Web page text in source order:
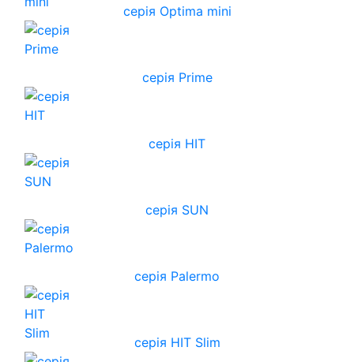
серія Optima mini
серія Prime
серія HIT
серія SUN
серія Palermo
серія HIT Slim